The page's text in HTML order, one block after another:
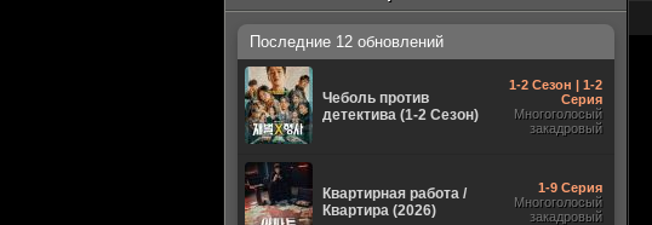
Последние 12 обновлений
Чеболь против
детектива (1-2 Сезон)
1-2 Сезон | 1-2
Серия
Многоголосый
закадровый
Квартирная работа /
Квартира (2026)
1-9 Серия
Многоголосый
закадровый